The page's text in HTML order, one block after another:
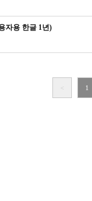
자용 한글 1년)
< 1